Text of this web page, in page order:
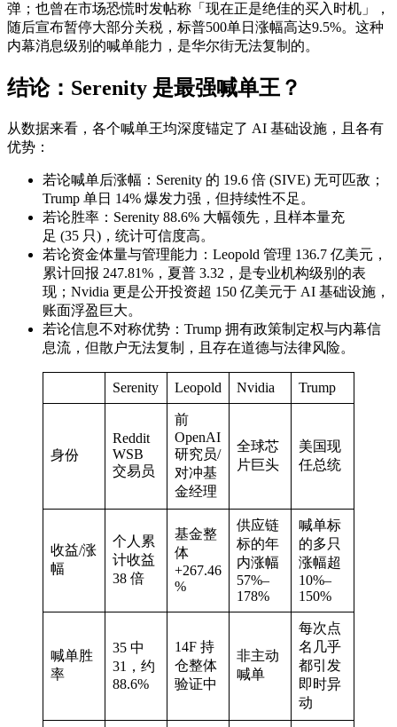
弹；也曾在市场恐慌时发帖称「现在正是绝佳的买入时机」，
随后宣布暂停大部分关税，标普500单日涨幅高达9.5%。这种
内幕消息级别的喊单能力，是华尔街无法复制的。
结论：Serenity 是最强喊单王？
从数据来看，各个喊单王均深度锚定了 AI 基础设施，且各有
优势：
若论喊单后涨幅：Serenity 的 19.6 倍 (SIVE) 无可匹敌；
Trump 单日 14% 爆发力强，但持续性不足。
若论胜率：Serenity 88.6% 大幅领先，且样本量充
足 (35 只)，统计可信度高。
若论资金体量与管理能力：Leopold 管理 136.7 亿美元，
累计回报 247.81%，夏普 3.32，是专业机构级别的表
现；Nvidia 更是公开投资超 150 亿美元于 AI 基础设施，
账面浮盈巨大。
若论信息不对称优势：Trump 拥有政策制定权与内幕信
息流，但散户无法复制，且存在道德与法律风险。
Serenity Leopold Nvidia Trump
身份
Reddit
WSB
交易员
前
OpenAI
研究员/
对冲基
金经理
全球芯
片巨头
美国现
任总统
收益/涨
幅
个人累
计收益
38 倍
基金整
体
+267.46
%
供应链
标的年
内涨幅
57%–
178%
喊单标
的多只
涨幅超
10%–
150%
喊单胜
率
35 中
31，约
88.6%
14F 持
仓整体
验证中
非主动
喊单
每次点
名几乎
都引发
即时异
动